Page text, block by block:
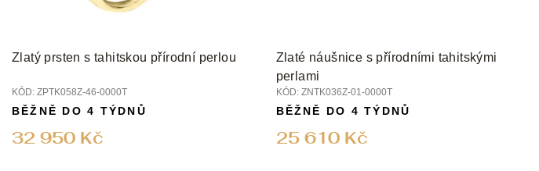
Zlatý prsten s tahitskou přírodní perlou
KÓD: ZPTK058Z-46-0000T
32 950 Kč
BĚŽNĚ DO 4 TÝDNŮ
Zlaté náušnice s přírodními tahitskými
perlami
KÓD: ZNTK036Z-01-0000T
25 610 Kč
BĚŽNĚ DO 4 TÝDNŮ